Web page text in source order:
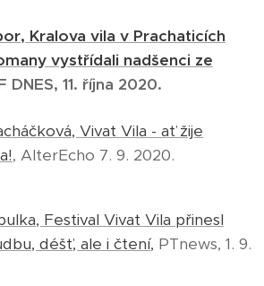
Kralova vila v Prachaticích
vystřídali nadšenci ze
DNES, 11. října 2020.
Vivat Vila - ať žije
, AlterEcho 7. 9. 2020.
Festival Vivat Vila přinesl
déšť, ale i čtení, PTnews, 1. 9.